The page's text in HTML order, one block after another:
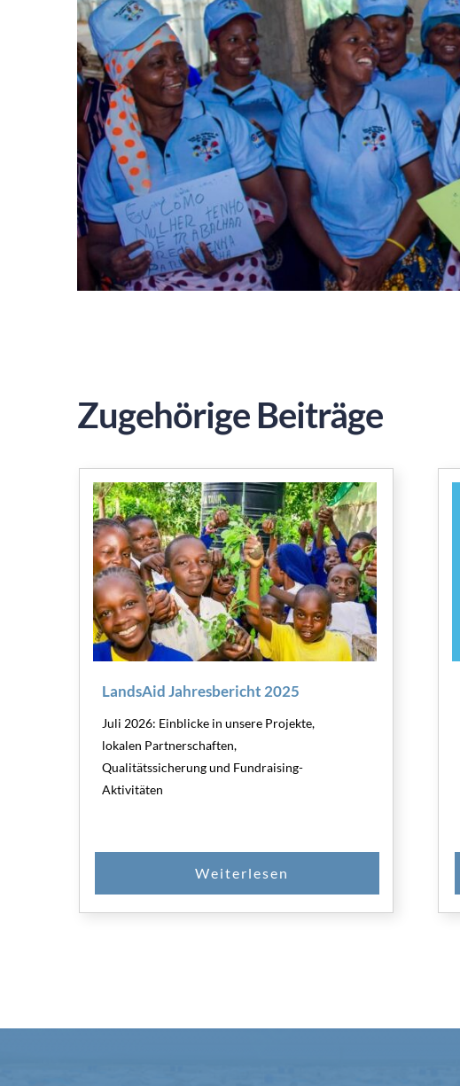
Zugehörige Beiträge
LandsAid Jahresbericht 2025
Juli 2026: Einblicke in unsere Projekte,
lokalen Partnerschaften,
Qualitätssicherung und Fundraising-
Aktivitäten